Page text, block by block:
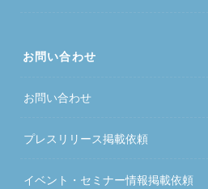
お問い合わせ
お問い合わせ
プレスリリース掲載依頼
イベント・セミナー情報掲載依頼